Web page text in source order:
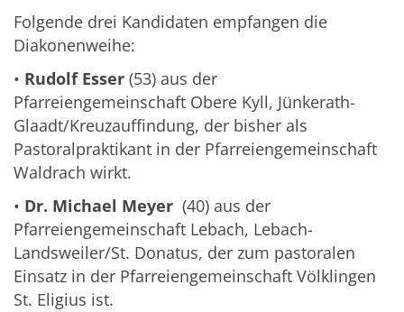
Folgende drei Kandidaten empfangen die
Diakonenweihe:
• Rudolf Esser (53) aus der
Pfarreiengemeinschaft Obere Kyll, Jünkerath-
Glaadt/Kreuzauffindung, der bisher als
Pastoralpraktikant in der Pfarreiengemeinschaft
Waldrach wirkt.
• Dr. Michael Meyer (40) aus der
Pfarreiengemeinschaft Lebach, Lebach-
Landsweiler/St. Donatus, der zum pastoralen
Einsatz in der Pfarreiengemeinschaft Völklingen
St. Eligius ist.